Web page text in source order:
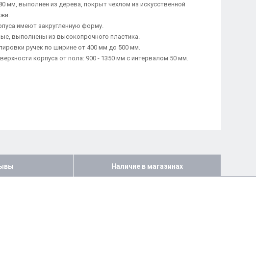
мм, выполнен из дерева, покрыт чехлом из искусственной
имеют закругленную форму.
выполнены из высокопрочного пластика.
ручек по ширине от 400 мм до 500 мм.
корпуса от пола: 900 - 1350 мм с интервалом 50 мм.
Наличие в магазинах